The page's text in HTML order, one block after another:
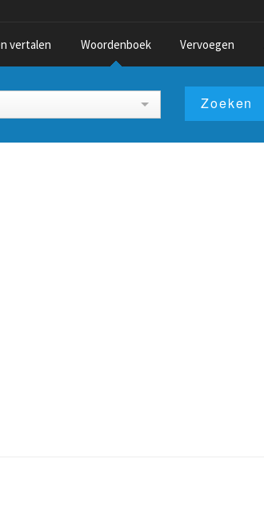
vertalen Woordenboek Vervoegen